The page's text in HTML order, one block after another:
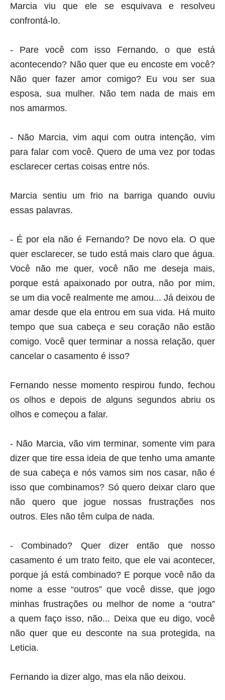
Marcia viu que ele se esquivava e resolveu
confrontá-lo.
- Pare você com isso Fernando, o que está
acontecendo? Não quer que eu encoste em você?
Não quer fazer amor comigo? Eu vou ser sua
esposa, sua mulher. Não tem nada de mais em
nos amarmos.
- Não Marcia, vim aqui com outra intenção, vim
para falar com você. Quero de uma vez por todas
esclarecer certas coisas entre nós.
Marcia sentiu um frio na barriga quando ouviu
essas palavras.
- É por ela não é Fernando? De novo ela. O que
quer esclarecer, se tudo está mais claro que água.
Você não me quer, você não me deseja mais,
porque está apaixonado por outra, não por mim,
se um dia você realmente me amou... Já deixou de
amar desde que ela entrou em sua vida. Há muito
tempo que sua cabeça e seu coração não estão
comigo. Você quer terminar a nossa relação, quer
cancelar o casamento é isso?
Fernando nesse momento respirou fundo, fechou
os olhos e depois de alguns segundos abriu os
olhos e começou a falar.
- Não Marcia, vão vim terminar, somente vim para
dizer que tire essa ideia de que tenho uma amante
de sua cabeça e nós vamos sim nos casar, não é
isso que combinamos? Só quero deixar claro que
não quero que jogue nossas frustrações nos
outros. Eles não têm culpa de nada.
- Combinado? Quer dizer então que nosso
casamento é um trato feito, que ele vai acontecer,
porque já está combinado? E porque você não da
nome a esse “outros” que você disse, que jogo
minhas frustrações ou melhor de nome a “outra”
a quem faço isso, não... Deixa que eu digo, você
não quer que eu desconte na sua protegida, na
Leticia.
Fernando ia dizer algo, mas ela não deixou.